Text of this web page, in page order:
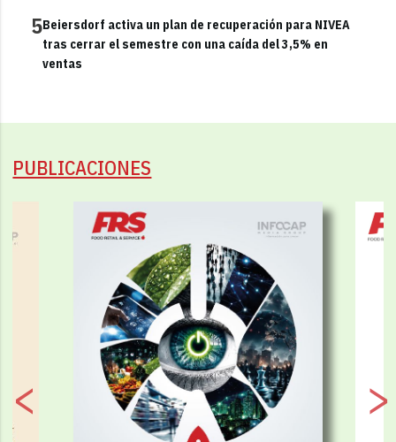
5Beiersdorf activa un plan de recuperación para NIVEA
tras cerrar el semestre con una caída del 3,5% en
ventas
PUBLICACIONES